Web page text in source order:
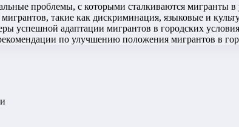
проблемы, с которыми сталкиваются мигранты
такие как дискриминация, языковые и
успешной адаптации мигрантов в городских
по улучшению положения мигрантов в